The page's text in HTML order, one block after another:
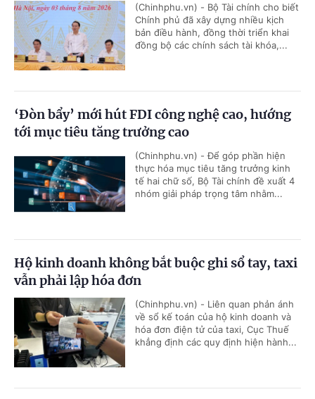
(Chinhphu.vn) - Bộ Tài chính cho biết
Chính phủ đã xây dựng nhiều kịch
bản điều hành, đồng thời triển khai
đồng bộ các chính sách tài khóa,...
‘Đòn bẩy’ mới hút FDI công nghệ cao, hướng
tới mục tiêu tăng trưởng cao
(Chinhphu.vn) - Để góp phần hiện
thực hóa mục tiêu tăng trưởng kinh
tế hai chữ số, Bộ Tài chính đề xuất 4
nhóm giải pháp trọng tâm nhằm...
Hộ kinh doanh không bắt buộc ghi sổ tay, taxi
vẫn phải lập hóa đơn
(Chinhphu.vn) - Liên quan phản ánh
về sổ kế toán của hộ kinh doanh và
hóa đơn điện tử của taxi, Cục Thuế
khẳng định các quy định hiện hành...